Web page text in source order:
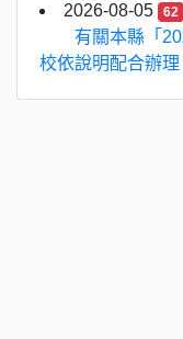
2026-08-05
62
有關本縣「
校依說明配合辦理